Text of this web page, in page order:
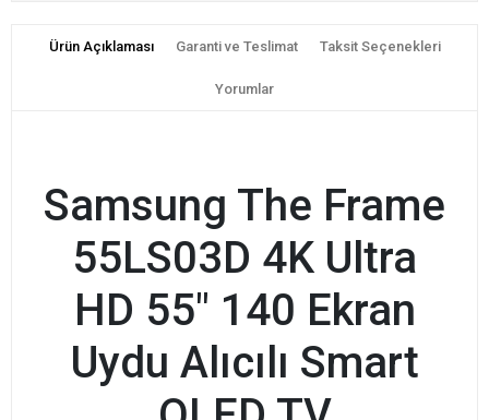
Ürün Açıklaması Garanti ve Teslimat Taksit Seçenekleri
Yorumlar
Samsung The Frame
55LS03D 4K Ultra
HD 55" 140 Ekran
Uydu Alıcılı Smart